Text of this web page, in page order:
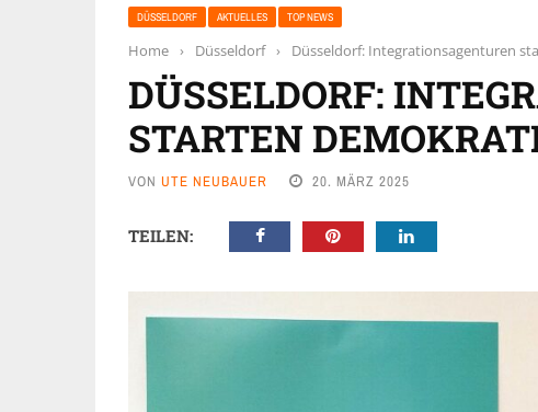
DÜSSELDORF AKTUELLES TOP NEWS
Home › Düsseldorf › Düsseldorf: Integrationsagenturen
DÜSSELDORF:
STARTEN
VON UTE NEUBAUER 20. MÄRZ 2025
TEILEN: